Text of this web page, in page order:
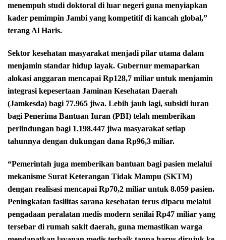
menempuh studi doktoral di luar negeri guna menyiapkan
kader pemimpin Jambi yang kompetitif di kancah global,”
terang Al Haris.
Sektor kesehatan masyarakat menjadi pilar utama dalam
menjamin standar hidup layak. Gubernur memaparkan
alokasi anggaran mencapai Rp128,7 miliar untuk menjamin
integrasi kepesertaan Jaminan Kesehatan Daerah
(Jamkesda) bagi 77.965 jiwa. Lebih jauh lagi, subsidi iuran
bagi Penerima Bantuan Iuran (PBI) telah memberikan
perlindungan bagi 1.198.447 jiwa masyarakat setiap
tahunnya dengan dukungan dana Rp96,3 miliar.
“Pemerintah juga memberikan bantuan bagi pasien melalui
mekanisme Surat Keterangan Tidak Mampu (SKTM)
dengan realisasi mencapai Rp70,2 miliar untuk 8.059 pasien.
Peningkatan fasilitas sarana kesehatan terus dipacu melalui
pengadaan peralatan medis modern senilai Rp47 miliar yang
tersebar di rumah sakit daerah, guna memastikan warga